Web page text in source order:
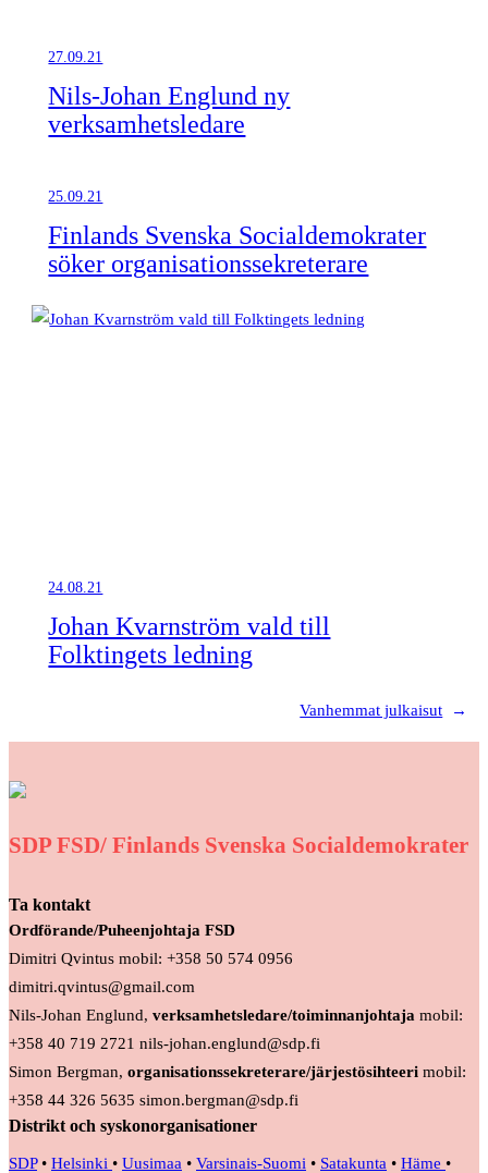
27.09.21
Nils-Johan Englund ny
verksamhetsledare
25.09.21
Finlands Svenska Socialdemokrater
söker organisationssekreterare
24.08.21
Johan Kvarnström vald till
Folktingets ledning
Vanhemmat julkaisut →
SDP FSD/ Finlands Svenska Socialdemokrater
Ta kontakt
Ordförande/Puheenjohtaja FSD
Dimitri Qvintus mobil: +358 50 574 0956
dimitri.qvintus@gmail.com
Nils-Johan Englund, verksamhetsledare/toiminnanjohtaja mobil:
+358 40 719 2721 nils-johan.englund@sdp.fi
Simon Bergman, organisationssekreterare/järjestösihteeri mobil:
+358 44 326 5635 simon.bergman@sdp.fi
Distrikt och syskonorganisationer
SDP• Helsinki • Uusimaa • Varsinais-Suomi • Satakunta • Häme •